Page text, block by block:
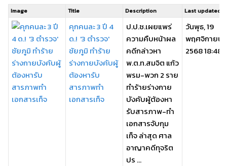
Image Title Description Last updated
คุกคนละ 3 ปี 4
ด.! '3 ตำรวจ'
ชัยภูมิ ทำร้าย
ร่างกายบังคับผู้
ต้องหารับ
สารภาพทำ
เอกสารเท็จ
ป.ป.ช.เผยแพร่
ความคืบหน้าผล
คดีกล่าวหา
พ.ต.ท.สมจิต แก้ว
พรม-พวก 2 ราย
ทำร้ายร่างกาย
บังคับผู้ต้องหา
รับสารภาพ-ทำ
เอกสารจับกุม
เท็จ ล่าสุด ศาล
อาญาคดีทุจริต
ปร ...
วันพุธ, 19
พฤศจิกายน
2568 18:48